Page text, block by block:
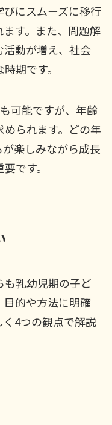
にスムーズに移行
す。また、問題解
動が増え、社会
期です。
可能ですが、年齢
られます。どの年
楽しみながら成長
です。
乳幼児期の子ど
的や方法に明確
4つの観点で解説